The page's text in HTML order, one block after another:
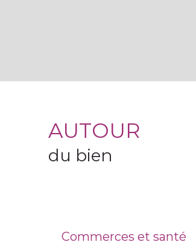
AUTOUR
du bien
Commerces et santé